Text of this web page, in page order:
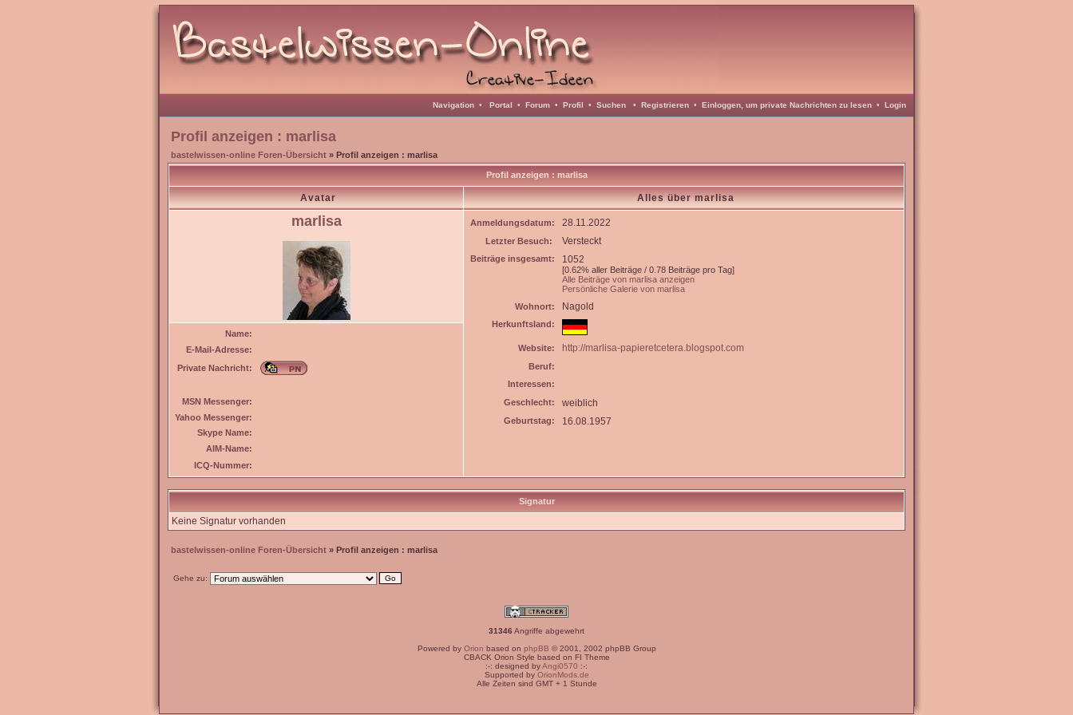
Navigation • Portal • Forum • Profil • Suchen • Registrieren • Einloggen, um private Nachrichten zu lesen • Login
Profil anzeigen : marlisa
bastelwissen-online Foren-Übersicht » Profil anzeigen : marlisa
Profil anzeigen : marlisa
Avatar Alles über marlisa
marlisa Anmeldungsdatum: 28.11.2022
Letzter Besuch: Versteckt
Beiträge insgesamt: 1052
[0.62% aller Beiträge / 0.78 Beiträge pro Tag]
Alle Beiträge von marlisa anzeigen
Persönliche Galerie von marlisa
Wohnort:
Nagold
Herkunftsland:
Website: http://marlisa-papieretcetera.blogspot.com
Beruf:
Interessen:
Geschlecht:
weiblich
Geburtstag: 16.08.1957
Name:
E-Mail-Adresse:
Private Nachricht:
MSN Messenger:
Yahoo Messenger:
Skype Name:
AIM-Name:
ICQ-Nummer:
Signatur
Keine Signatur vorhanden
bastelwissen-online Foren-Übersicht » Profil anzeigen : marlisa
Gehe zu:
31346 Angriffe abgewehrt
Powered by Orion based on phpBB © 2001, 2002 phpBB Group
CBACK Orion Style based on FI Theme
:-: designed byAngi0570 :-:
Supported by OrionMods.de
Alle Zeiten sind GMT + 1 Stunde